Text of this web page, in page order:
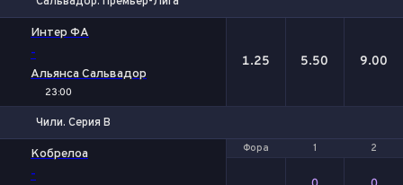
Интер ФА
-
Альянса Сальвадор
23:00
1.25 5.50 9.00
Чили. Серия В
Фора 1 2
Кобрелоа
-
Фора 1 2